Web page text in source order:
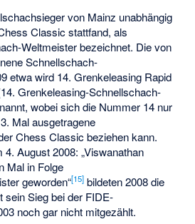
von Mainz unabhängig
Classic stattfand, als
Weltmeister bezeichnet. Die von
Schnellschach-
etwa wird 14. Grenkeleasing Rapid
Grenkeleasing-Schnellschach-
wobei sich die Nummer 14 nur
Mal ausgetragene
Chess Classic beziehen kann.
August 2008: „Viswanathan
Mal in Folge
geworden“[15] bildeten 2008 die
sein Sieg bei der FIDE-
noch gar nicht mitgezählt.